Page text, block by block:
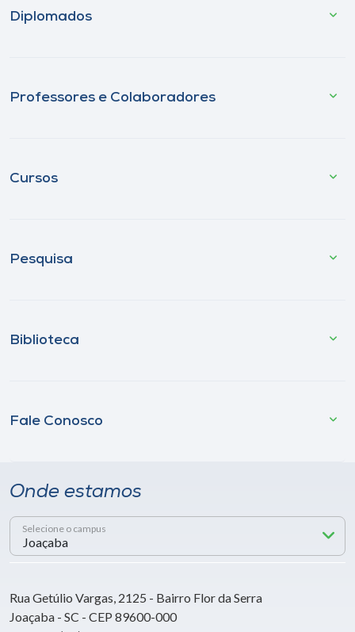
Diplomados
Professores e Colaboradores
Cursos
Pesquisa
Biblioteca
Fale Conosco
Onde estamos
Selecione o campus
Rua Getúlio Vargas, 2125 - Bairro Flor da Serra
Joaçaba - SC - CEP 89600-000